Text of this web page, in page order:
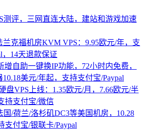
测评，三网直连大陆，建站和游戏加速
兰克福机房KVM VPS：9.95欧元/年，支
，14天退款保证
增自助一键换IP功能，72小时内免费，
美元/年起，支持支付宝/Paypal
盘VPS上线：1.35欧元/月，7.66欧元/半
持支付宝/微信
国/荷兰/洛杉矶DC3等美国机房，10.28
支付宝/银联卡/Paypal